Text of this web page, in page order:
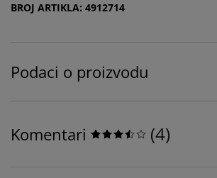
BROJ ARTIKLA: 4912714
Podaci o proizvodu
Komentari (4)